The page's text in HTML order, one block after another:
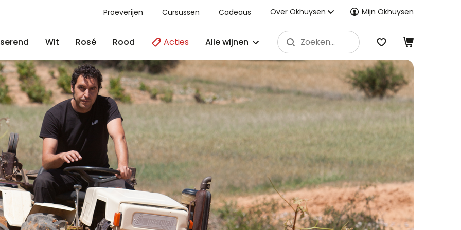
Proeverijen Cursussen Cadeaus Over Okhuysen Mijn Okhuysen
Wit Rosé Rood Acties Alle wijnen